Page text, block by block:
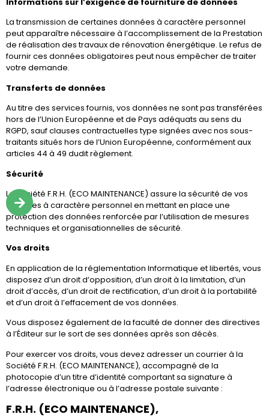
La transmission de certaines données à caractère personnel
peut apparaître nécessaire à l’accomplissement de la Prestation
de réalisation des travaux de rénovation énergétique. Le refus de
fournir ces données obligatoires peut nous empêcher de traiter
votre demande.
Transferts de données
Au titre des services fournis, vos données ne sont pas transférées
hors de l’Union Européenne et de Pays adéquats au sens du
RGPD, sauf clauses contractuelles type signées avec nos sous-
traitants situés hors de l’Union Européenne, conformément aux
articles 44 à 49 dudit règlement.
Sécurité
La société F.R.H. (ECO MAINTENANCE) assure la sécurité de vos
données à caractère personnel en mettant en place une
protection des données renforcée par l’utilisation de mesures
techniques et organisationnelles de sécurité.
Vos droits
En application de la réglementation Informatique et libertés, vous
disposez d’un droit d’opposition, d’un droit à la limitation, d’un
droit d’accès, d’un droit de rectification, d’un droit à la portabilité
et d’un droit à l’effacement de vos données.
Vous disposez également de la faculté de donner des directives
à l’Éditeur sur le sort de ses données après son décès.
Pour exercer vos droits, vous devez adresser un courrier à la
Société F.R.H. (ECO MAINTENANCE), accompagné de la
photocopie d’un titre d’identité comportant sa signature à
l’adresse électronique ou à l’adresse postale suivante :
F.R.H. (ECO MAINTENANCE),